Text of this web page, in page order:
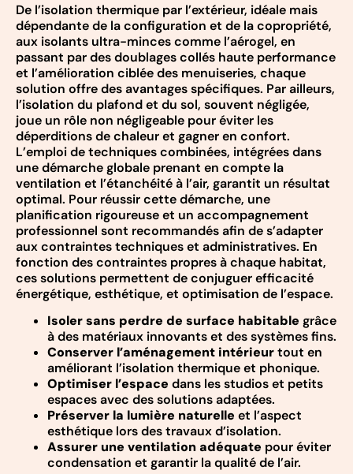
De l’isolation thermique par l’extérieur, idéale mais
dépendante de la configuration et de la copropriété,
aux isolants ultra-minces comme l’aérogel, en
passant par des doublages collés haute performance
et l’amélioration ciblée des menuiseries, chaque
solution offre des avantages spécifiques. Par ailleurs,
l’isolation du plafond et du sol, souvent négligée,
joue un rôle non négligeable pour éviter les
déperditions de chaleur et gagner en confort.
L’emploi de techniques combinées, intégrées dans
une démarche globale prenant en compte la
ventilation et l’étanchéité à l’air, garantit un résultat
optimal. Pour réussir cette démarche, une
planification rigoureuse et un accompagnement
professionnel sont recommandés afin de s’adapter
aux contraintes techniques et administratives. En
fonction des contraintes propres à chaque habitat,
ces solutions permettent de conjuguer efficacité
énergétique, esthétique, et optimisation de l’espace.
Isoler sans perdre de surface habitable grâce
à des matériaux innovants et des systèmes fins.
Conserver l’aménagement intérieurtout en
améliorant l’isolation thermique et phonique.
Optimiser l’espace dans les studios et petits
espaces avec des solutions adaptées.
Préserver la lumière naturelle et l’aspect
esthétique lors des travaux d’isolation.
Assurer une ventilation adéquate pour éviter
condensation et garantir la qualité de l’air.